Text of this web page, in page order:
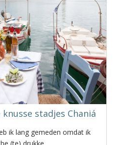
stadjes Chaniá
ik lang gemeden omdat ik